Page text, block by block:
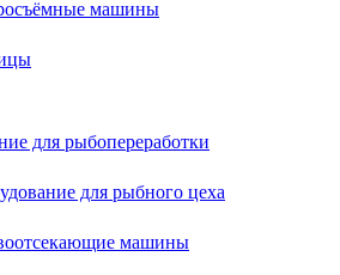
машины
для рыбопереработки
для рыбного цеха
машины